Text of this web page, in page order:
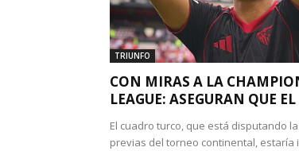
TRIUNFO
CON MIRAS A LA
LEAGUE: ASEGURAN QUE
El cuadro turco, que está disputando
previas del torneo continental, estaría